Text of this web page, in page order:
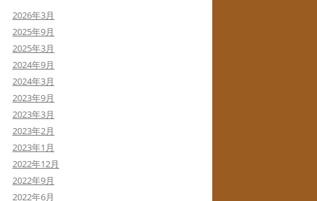
2026年3月
2025年9月
2025年3月
2024年9月
2024年3月
2023年9月
2023年3月
2023年2月
2023年1月
2022年12月
2022年9月
2022年6月